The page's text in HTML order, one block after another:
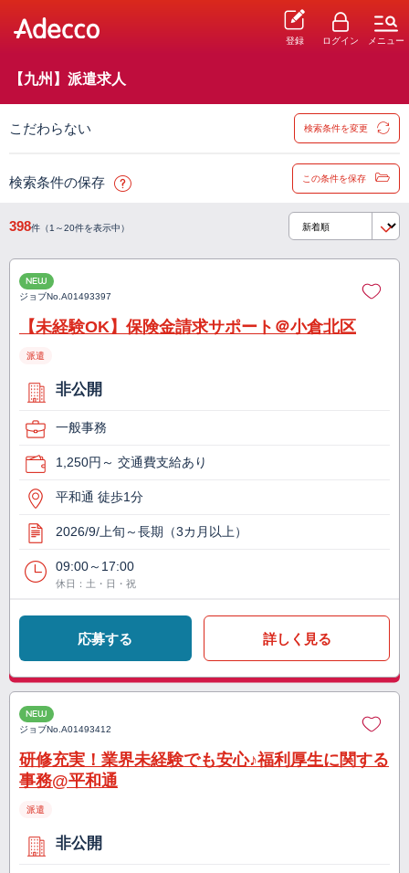
登録 ログイン メニュー
【九州】派遣求人
こだわらない 検索条件を変更
検索条件の保存 この条件を保存
398件（1～20件を表示中）
NEW
ジョブNo.A01493397
【未経験OK】保険金請求サポート＠小倉北区
派遣
非公開
一般事務
1,250円～ 交通費支給あり
平和通 徒歩1分
2026/9/上旬～長期（3カ月以上）
09:00～17:00
休日：土・日・祝
応募する 詳しく見る
NEW
ジョブNo.A01493412
研修充実！業界未経験でも安心♪福利厚生に関する
事務@平和通
派遣
非公開